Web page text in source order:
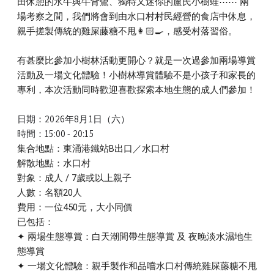
場考察之間，我們將會到由水口村村民經營的食店中休息，
親手搓製傳統的雞屎藤糖不甩👩🏻‍🍳，感受村落習俗。
有甚麼比參加小樹林活動更開心？就是一次過參加兩場導賞
活動及一場文化體驗！小樹林導賞體驗不是小孩子和家長的
專利，本次活動同時歡迎喜歡探索本地生態的成人們參加！
日期： 2026年8月1日（六）
時間：15:00 - 20:15
集合地點： 東涌港鐵站B出口／水口村
解散地點： 水口村
對象： 成人 / 7歲或以上親子
人數：名額20人
費用：一位450元，大小同價
已包括：
✦ 兩場生態導賞：白天潮間帶生態導賞 及 夜晚淡水濕地生
態導賞
✦ 一場文化體驗：親手製作和品嚐水口村傳統雞屎藤糖不甩